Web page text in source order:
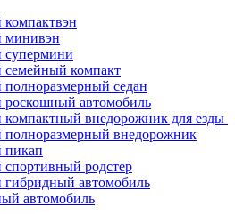
минивэн
супермини
компакт
седан
автомобиль
внедорожник для езды
внедорожник
пикап
родстер
автомобиль
автомобиль